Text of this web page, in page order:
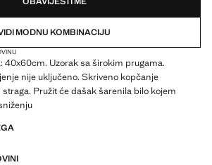
MODNU KOMBINACIJU
40x60cm. Uzorak sa širokim prugama.
nije uključeno. Skriveno kopčanje
Pružit će dašak šarenila bilo kojem